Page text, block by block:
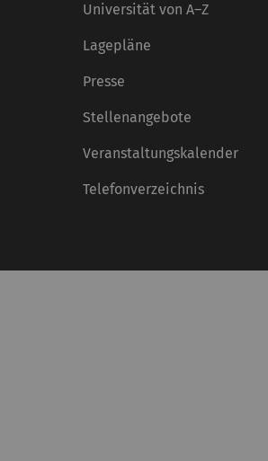
Universität von A–Z
Lagepläne
Presse
Stellenangebote
Veranstaltungskalender
Telefonverzeichnis